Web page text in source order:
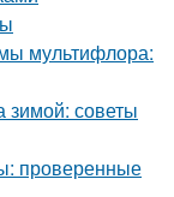
мультифлора:
зимой: советы
проверенные